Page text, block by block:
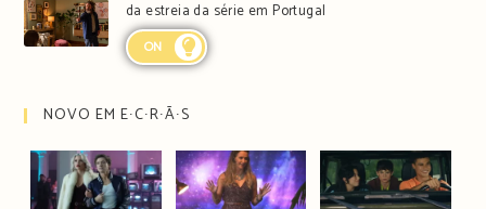
da estreia da série em Portugal
ON
NOVO EM E∙C∙R∙Ã∙S